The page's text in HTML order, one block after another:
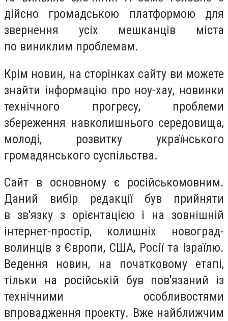
дійсно громадською платформою для
звернення усіх мешканців міста
по виниклим проблемам.
Крім новин, на сторінках сайту ви можете
знайти інформацію про ноу-хау, новинки
технічного прогресу, проблеми
збереження навколишнього середовища,
молоді, розвитку українського
громадянського суспільства.
Сайт в основному є російськомовним.
Даний вибір редакції був прийняти
в зв'язку з орієнтацією і на зовнішній
інтернет-простір, колишніх новоград-
волинців з Європи, США, Росії та Ізраїлю.
Ведення новин, на початковому етапі,
тільки на російській був пов'язаний із
технічними особливостями
впровадження проекту. Вже найближчим